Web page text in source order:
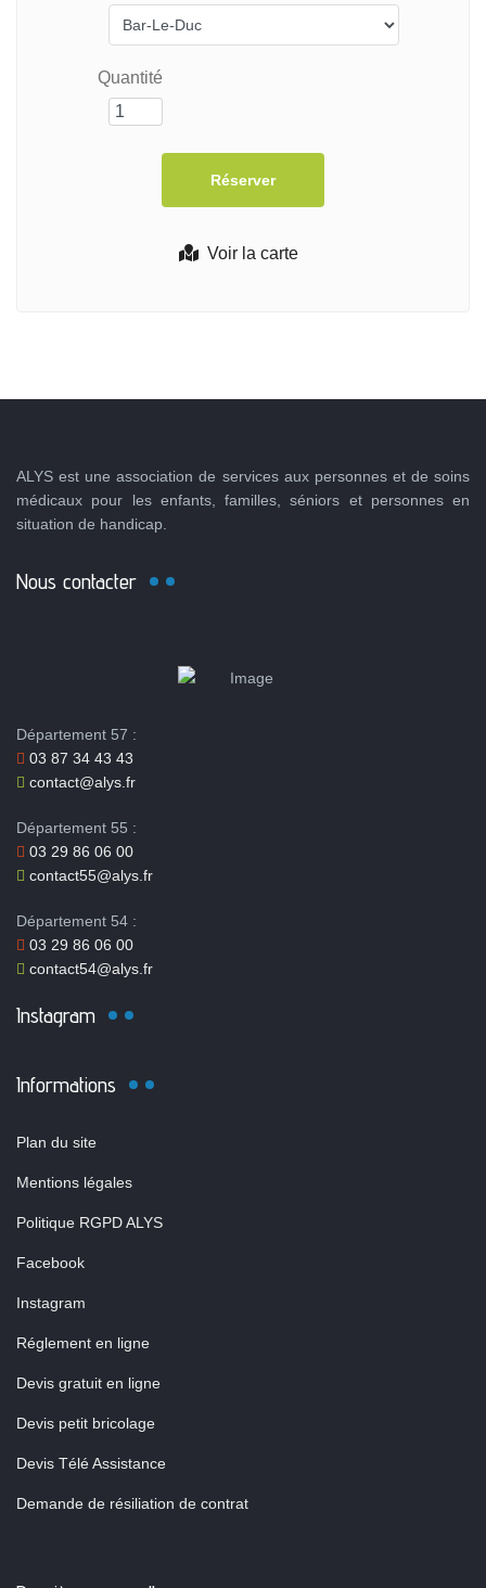
Voir la carte
Quantité
ALYS est une association de services aux personnes et de soins
médicaux pour les enfants, familles, séniors et personnes en
situation de handicap.
Nous contacter
Département 57 :
03 87 34 43 43
contact@alys.fr
Département 55 :
03 29 86 06 00
contact55@alys.fr
Département 54 :
03 29 86 06 00
contact54@alys.fr
Instagram
Informations
Plan du site
Mentions légales
Politique RGPD ALYS
Facebook
Instagram
Réglement en ligne
Devis gratuit en ligne
Devis petit bricolage
Devis Télé Assistance
Demande de résiliation de contrat